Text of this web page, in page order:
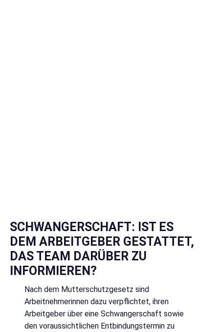
SCHWANGERSCHAFT: IST ES
DEM ARBEITGEBER GESTATTET,
DAS TEAM DARÜBER ZU
INFORMIEREN?
Nach dem Mutterschutzgesetz sind
Arbeitnehmerinnen dazu verpflichtet, ihren
Arbeitgeber über eine Schwangerschaft sowie
den voraussichtlichen Entbindungstermin zu